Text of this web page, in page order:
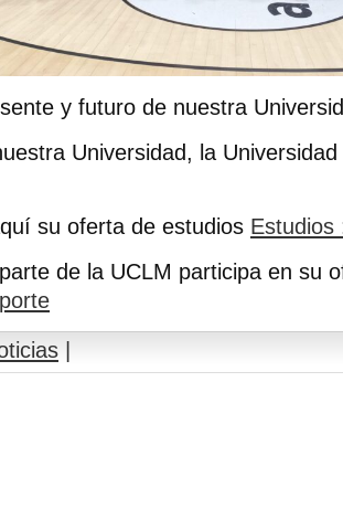
y futuro de nuestra
Universidad, la
su oferta de estudios Estudios
de la UCLM participa en su